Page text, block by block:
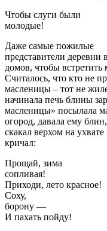
Чтобы слуги были
молодые!
Даже самые пожилые
представители деревни
домов, чтобы встретить
Считалось, что кто не
масленицы – тот не
начинала печь блины
масленицы» посылала
огород, давала ему
скакал верхом на
кричал:
Прощай, зима
сопливая!
Приходи, лето красное!
Соху,
борону —
И пахать пойду!